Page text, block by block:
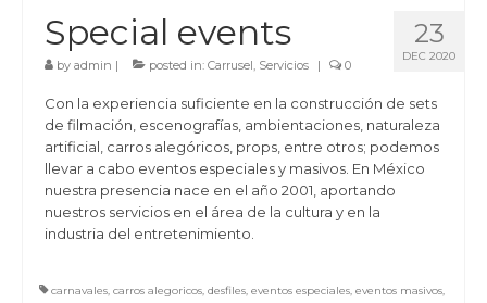
23
DEC 2020
Special events
by admin | posted in: Carrusel, Servicios | 0
Con la experiencia suficiente en la construcción de sets
de filmación, escenografías, ambientaciones, naturaleza
artificial, carros alegóricos, props, entre otros; podemos
llevar a cabo eventos especiales y masivos. En México
nuestra presencia nace en el año 2001, aportando
nuestros servicios en el área de la cultura y en la
industria del entretenimiento.
carnavales, carros alegoricos, desfiles, eventos especiales, eventos masivos,